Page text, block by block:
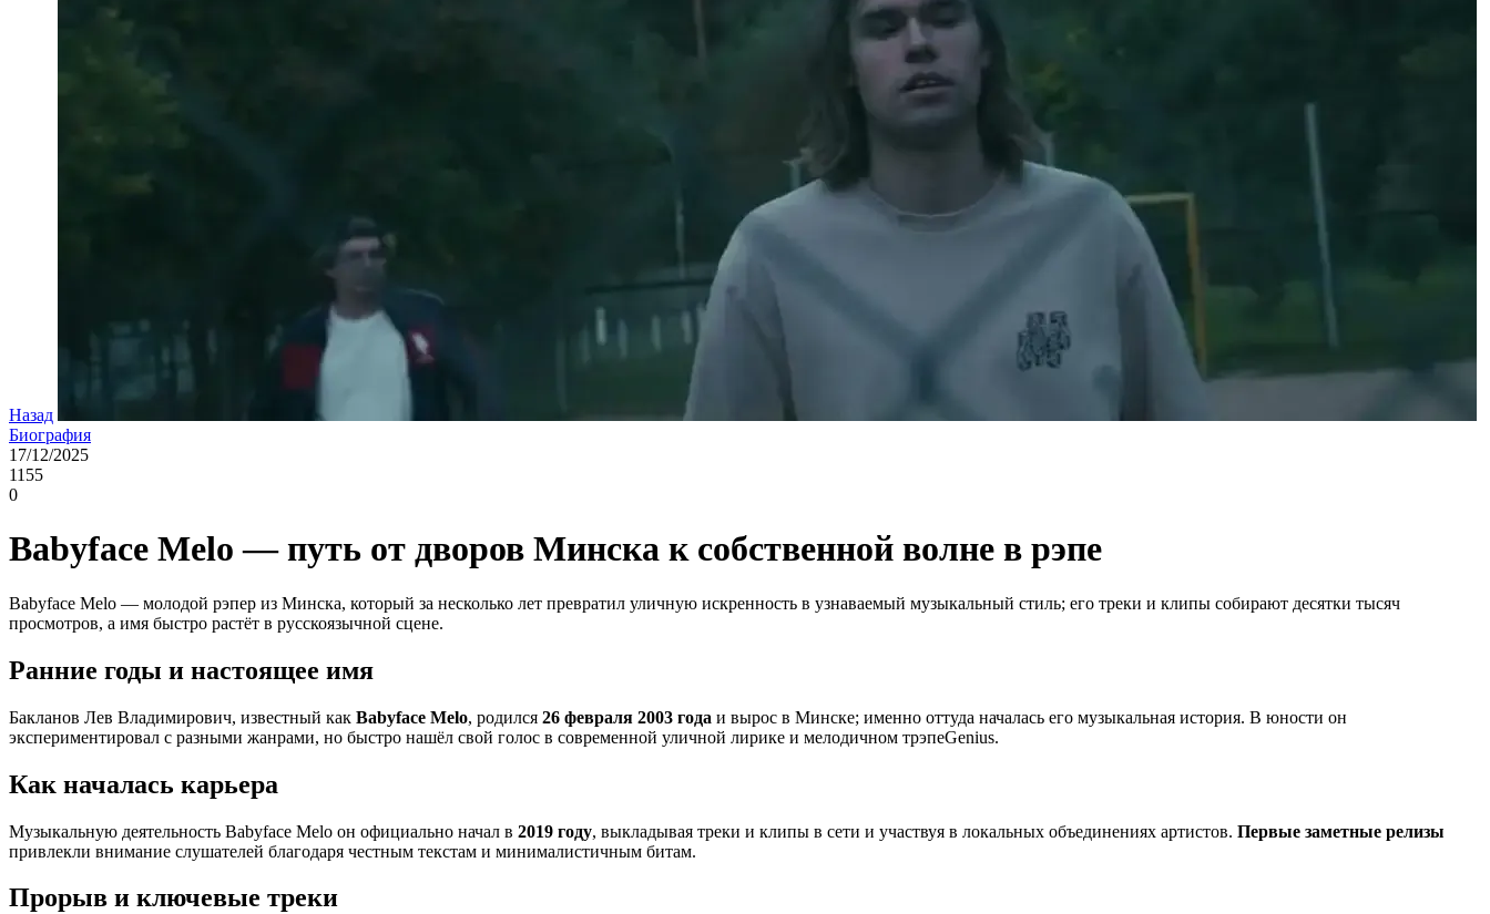
Назад
Биография
17/12/2025
1155
0
Babyface Melo — путь от дворов Минска к собственной волне в рэпе
Babyface Melo — молодой рэпер из Минска, который за несколько лет превратил уличную искренность в узнаваемый музыкальный стиль; его треки и клипы собирают десятки тысяч
просмотров, а имя быстро растёт в русскоязычной сцене.
Ранние годы и настоящее имя
Бакланов Лев Владимирович, известный как Babyface Melo, родился 26 февраля 2003 года и вырос в Минске; именно оттуда началась его музыкальная история. В юности он
экспериментировал с разными жанрами, но быстро нашёл свой голос в современной уличной лирике и мелодичном трэпеGenius.
Как началась карьера
Музыкальную деятельность Babyface Melo он официально начал в 2019 году, выкладывая треки и клипы в сети и участвуя в локальных объединениях артистов. Первые заметные релизы
привлекли внимание слушателей благодаря честным текстам и минималистичным битам.
Прорыв и ключевые треки